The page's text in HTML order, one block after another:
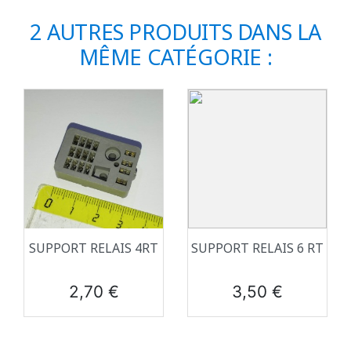
2 AUTRES PRODUITS DANS LA
MÊME CATÉGORIE :
SUPPORT RELAIS 4RT
Prix
2,70 €
SUPPORT RELAIS 6 RT
Prix
3,50 €